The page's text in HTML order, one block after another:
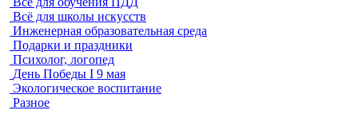
Всё для школы искусств
Инженерная образовательная среда
Подарки и праздники
Психолог, логопед
День Победы I 9 мая
Экологическое воспитание
Разное